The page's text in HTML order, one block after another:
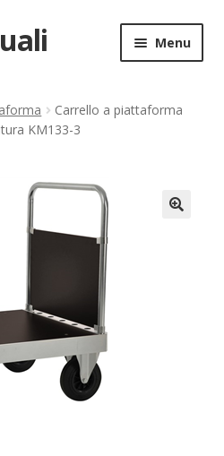
Menu
Carrello a piattaforma
KM133-3